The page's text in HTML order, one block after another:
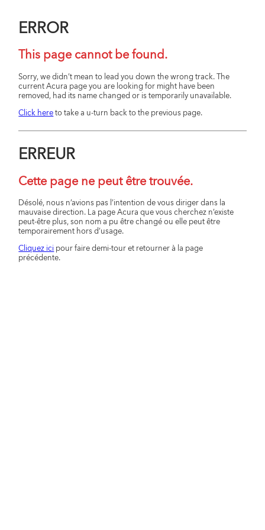
ERROR
This page cannot be found.
Sorry, we didn’t mean to lead you down the wrong track. The
current Acura page you are looking for might have been
removed, had its name changed or is temporarily unavailable.
Click here to take a u-turn back to the previous page.
ERREUR
Cette page ne peut être trouvée.
Désolé, nous n’avions pas l’intention de vous diriger dans la
mauvaise direction. La page Acura que vous cherchez n’existe
peut-être plus, son nom a pu être changé ou elle peut être
temporairement hors d’usage.
Cliquez ici pour faire demi-tour et retourner à la page
précédente.